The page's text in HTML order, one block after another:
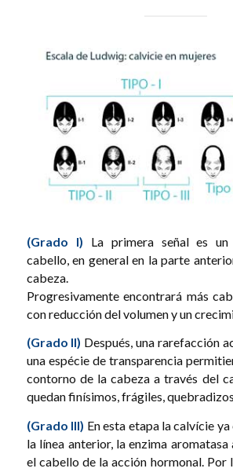
(Grado I) La primera señal es
cabello, en general en la parte
cabeza.
Progresivamente encontrará más
con reducción del volumen y un
(Grado II) Después, una rarefacción
una espécie de transparencia
contorno de la cabeza a través del
quedan finísimos, frágiles,
(Grado III) En esta etapa la calvície
la línea anterior, la enzima
el cabello de la acción hormonal. Por